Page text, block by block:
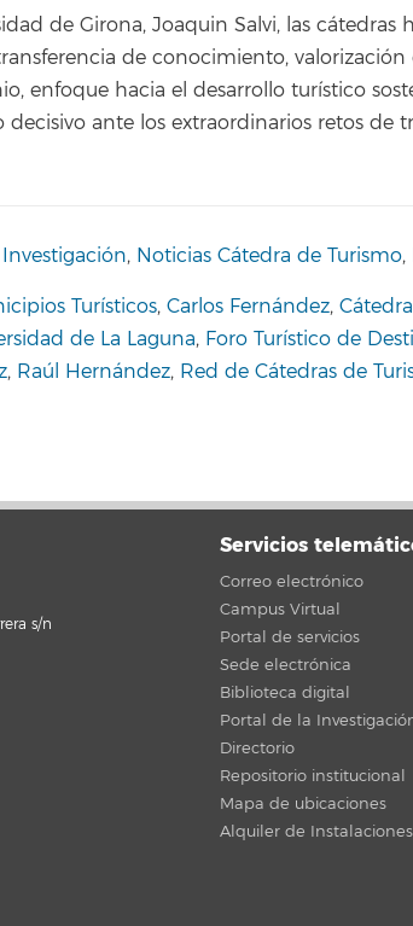
de Girona, Joaquin Salvi, las cátedras
de conocimiento, valorización
enfoque hacia el desarrollo turístico
ante los extraordinarios retos de
Investigación, Noticias Cátedra de Turismo,
Turísticos, Carlos Fernández,
de La Laguna, Foro Turístico de
, Raúl Hernández, Red de Cátedras de
s/n
Servicios
Correo electrónico
Campus Virtual
Portal de servicios
Sede electrónica
Biblioteca digital
Portal de la
Directorio
Repositorio institucional
Mapa de ubicaciones
Alquiler de